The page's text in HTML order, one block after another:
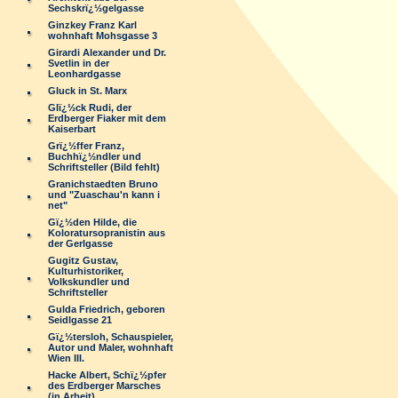
Sechskrï¿½gelgasse
Ginzkey Franz Karl
wohnhaft Mohsgasse 3
Girardi Alexander und Dr.
Svetlin in der
Leonhardgasse
Gluck in St. Marx
Glï¿½ck Rudi, der
Erdberger Fiaker mit dem
Kaiserbart
Grï¿½ffer Franz,
Buchhï¿½ndler und
Schriftsteller (Bild fehlt)
Granichstaedten Bruno
und "Zuaschau'n kann i
net"
Gï¿½den Hilde, die
Koloratursopranistin aus
der Gerlgasse
Gugitz Gustav,
Kulturhistoriker,
Volkskundler und
Schriftsteller
Gulda Friedrich, geboren
Seidlgasse 21
Gï¿½tersloh, Schauspieler,
Autor und Maler, wohnhaft
Wien III.
Hacke Albert, Schï¿½pfer
des Erdberger Marsches